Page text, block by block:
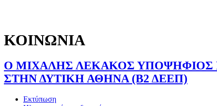
ΚΟΙΝΩΝΙΑ
Ο ΜΙΧΑΛΗΣ ΛΕΚΑΚΟΣ ΥΠΟΨΗΦΙΟΣ
ΣΤΗΝ ΔΥΤΙΚΗ ΑΘΗΝΑ (Β2 ΔΕΕΠ)
Εκτύπωση